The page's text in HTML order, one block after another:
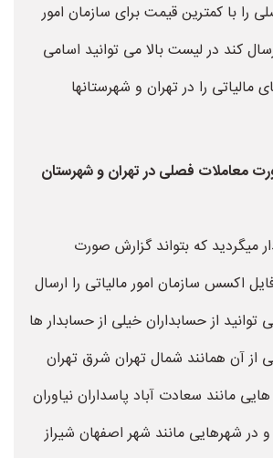
را با کمترین قیمت برای سازمان امور
کند در لیست بالا می توانید اسامی
مالیاتی را در تهران و شهرستانها
معاملات فصلی در تهران و شهرستان
میگردید که بتواند گزارش صورت
اکسس سازمان امور مالیاتی را ارسال
توانید از حسابداران خیلی از حسابدار ها
از آن همانند شمال تهران شرق تهران
مانند سعادت آباد پاسداران نیاوران
شهرهایی مانند شهر اصفهان شیراز